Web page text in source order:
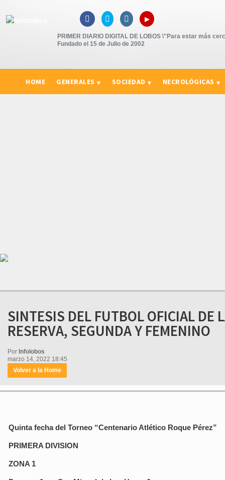
   ▸
PRIMER DIARIO DIGITAL DE LOBOS \"Para estar más
Fundado el 15 de Julio de 2002
HOME GENERALES SOCIEDAD NECROLÓGICAS
SINTESIS DEL FUTBOL OFICIAL DE
RESERVA, SEGUNDA Y FEMENINO
Por Infolobos
marzo 14, 2022 18:45
Volver a la Home
Quinta fecha del Torneo “Centenario Atlético Roque Pérez”
PRIMERA DIVISION
ZONA 1